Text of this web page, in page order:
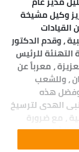
وكيل مشيخة
، وقدم الدكتور
للرئيس
، معرباً عن
، وللشعب
هذه
الهدى لترسيخ
، مع ضرورة
الشخصية
الحبيبة ، هذا